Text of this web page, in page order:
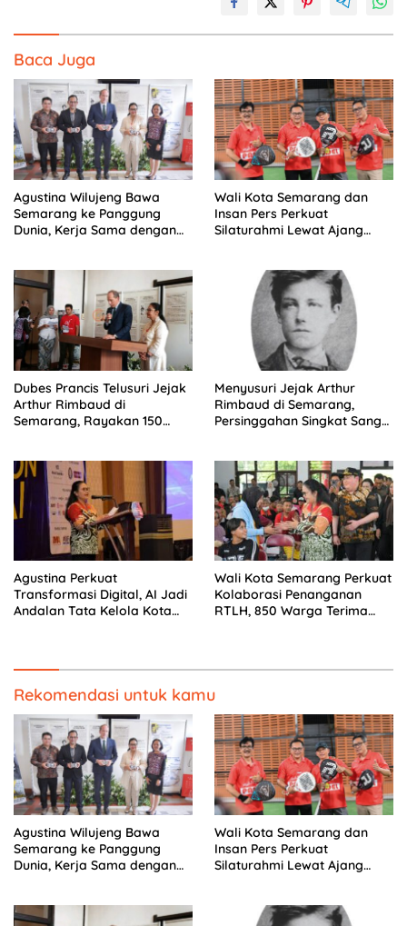
Baca Juga
Agustina Wilujeng Bawa
Semarang ke Panggung
Dunia, Kerja Sama dengan
Wali Kota Semarang dan
Insan Pers Perkuat
Silaturahmi Lewat Ajang
Dubes Prancis Telusuri Jejak
Arthur Rimbaud di
Semarang, Rayakan 150
Menyusuri Jejak Arthur
Rimbaud di Semarang,
Persinggahan Singkat Sang
Agustina Perkuat
Transformasi Digital, AI Jadi
Andalan Tata Kelola Kota
Wali Kota Semarang Perkuat
Kolaborasi Penanganan
RTLH, 850 Warga Terima
Rekomendasi untuk kamu
Agustina Wilujeng Bawa
Semarang ke Panggung
Dunia, Kerja Sama dengan
Wali Kota Semarang dan
Insan Pers Perkuat
Silaturahmi Lewat Ajang